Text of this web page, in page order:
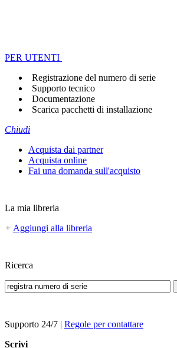
PER UTENTI
Registrazione del numero di serie
Supporto tecnico
Documentazione
Scarica pacchetti di installazione
Chiudi
Acquista dai partner
Acquista online
Fai una domanda sull'acquisto
La mia libreria
+ Aggiungi alla libreria
Ricerca
Supporto 24/7 | Regole per contattare
Scrivi